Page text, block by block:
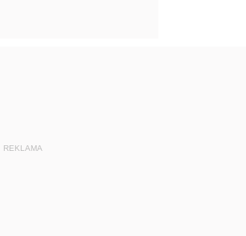
REKLAMA